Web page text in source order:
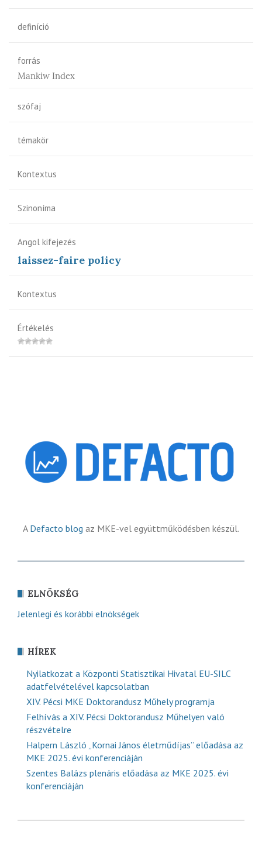
definíció
forrás
Mankiw Index
szófaj
témakör
Kontextus
Szinoníma
Angol kifejezés
laissez-faire policy
Kontextus
Értékelés
A Defacto blog az MKE-vel együttműködésben készül.
ELNÖKSÉG
Jelenlegi és korábbi elnökségek
HÍREK
Nyilatkozat a Központi Statisztikai Hivatal EU-SILC
adatfelvételével kapcsolatban
XIV. Pécsi MKE Doktorandusz Műhely programja
Felhívás a XIV. Pécsi Doktorandusz Műhelyen való
részvételre
Halpern László „Kornai János életműdíjas” előadása az
MKE 2025. évi konferenciáján
Szentes Balázs plenáris előadása az MKE 2025. évi
konferenciáján